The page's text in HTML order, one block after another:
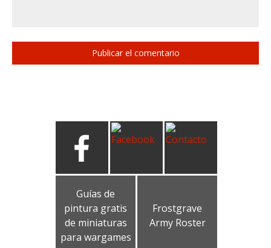
Guías de
pintura gratis
de miniaturas
para wargames
Frostgrave
Army Roster